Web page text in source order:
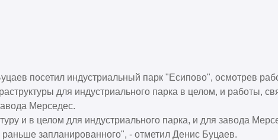
посетил индустриальный парк "Есипово", осмотрев
для индустриального парка в целом, и работы,
Мерседес.
и в целом для индустриального парка, и для завода
запланированного", - отметил Денис Буцаев.